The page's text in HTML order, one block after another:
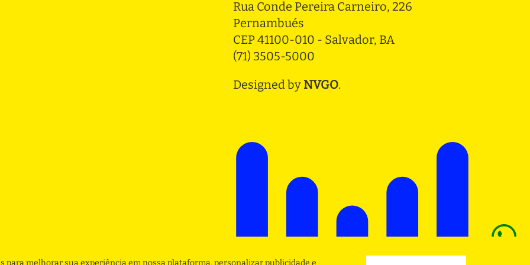
Rua Conde Pereira Carneiro, 226
Pernambués
CEP 41100-010 - Salvador, BA
(71) 3505-5000
Designed by NVGO.
para melhorar sua experiência em nossa plataforma, personalizar publicidade e